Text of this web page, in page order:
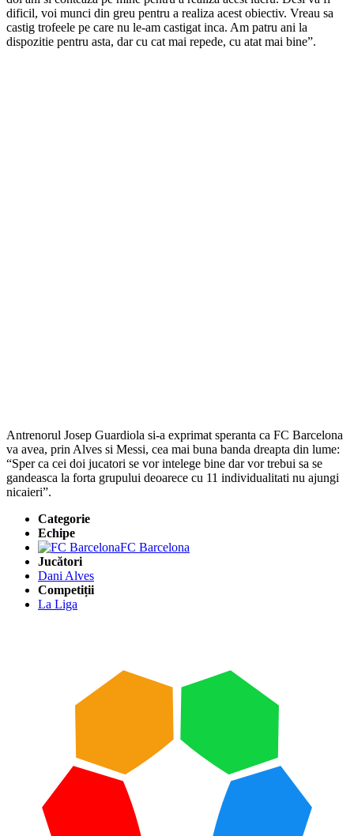
dificil, voi munci din greu pentru a realiza acest obiectiv. Vreau sa
castig trofeele pe care nu le-am castigat inca. Am patru ani la
dispozitie pentru asta, dar cu cat mai repede, cu atat mai bine”.
Antrenorul Josep Guardiola si-a exprimat speranta ca FC Barcelona
va avea, prin Alves si Messi, cea mai buna banda dreapta din lume:
“Sper ca cei doi jucatori se vor intelege bine dar vor trebui sa se
gandeasca la forta grupului deoarece cu 11 individualitati nu ajungi
nicaieri”.
Categorie
Echipe
FC Barcelona
Jucători
Dani Alves
Competiții
La Liga